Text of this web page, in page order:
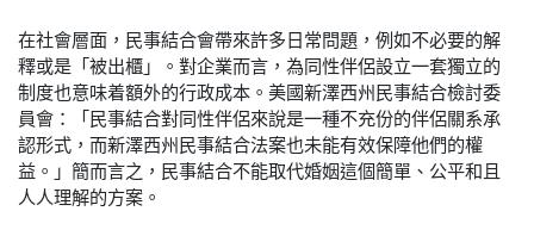
在社會層面，民事結合會帶來許多日常問題，例如不必要的解
釋或是「被出櫃」。對企業而言，為同性伴侶設立一套獨立的
制度也意味着額外的行政成本。美國新澤西州民事結合檢討委
員會：「民事結合對同性伴侶來說是一種不充份的伴侶關系承
認形式，而新澤西州民事結合法案也未能有效保障他們的權
益。」簡而言之，民事結合不能取代婚姻這個簡單、公平和且
人人理解的方案。